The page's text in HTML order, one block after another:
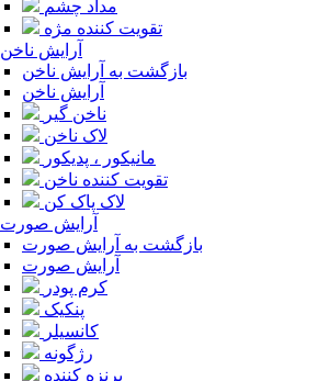
مداد چشم
تقویت کننده مژه
آرایش ناخن
بازگشت به آرایش ناخن
آرایش ناخن
ناخن گیر
لاک ناخن
مانیکور ، پدیکور
تقویت کننده ناخن
لاک پاک کن
آرایش صورت
بازگشت به آرایش صورت
آرایش صورت
کرم پودر
پنکیک
کانسیلر
رژگونه
برنزه کننده